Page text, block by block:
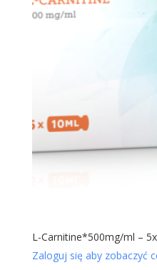
L-Carnitine*500mg/ml –
Zaloguj się aby zobaczyć